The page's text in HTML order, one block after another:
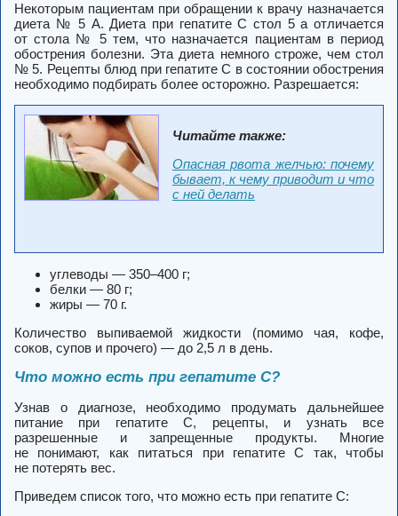
Некоторым пациентам при обращении к врачу назначается
диета № 5 А. Диета при гепатите С стол 5 а отличается
от стола № 5 тем, что назначается пациентам в период
обострения болезни. Эта диета немного строже, чем стол
№ 5. Рецепты блюд при гепатите С в состоянии обострения
необходимо подбирать более осторожно. Разрешается:
Читайте также:
Опасная рвота желчью: почему
бывает, к чему приводит и что
с ней делать
углеводы — 350–400 г;
белки — 80 г;
жиры — 70 г.
Количество выпиваемой жидкости (помимо чая, кофе,
соков, супов и прочего) — до 2,5 л в день.
Что можно есть при гепатите С?
Узнав о диагнозе, необходимо продумать дальнейшее
питание при гепатите С, рецепты, и узнать все
разрешенные и запрещенные продукты. Многие
не понимают, как питаться при гепатите С так, чтобы
не потерять вес.
Приведем список того, что можно есть при гепатите С: